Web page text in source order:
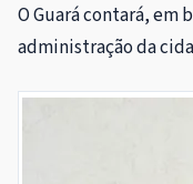
O Guará contará, em
administração da